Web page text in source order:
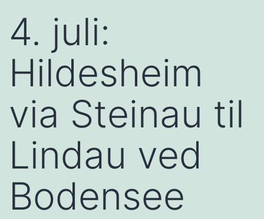
4. juli:
Hildesheim
via Steinau til
Lindau ved
Bodensee